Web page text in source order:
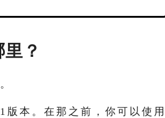
？
版本。在那之前，你可以使用